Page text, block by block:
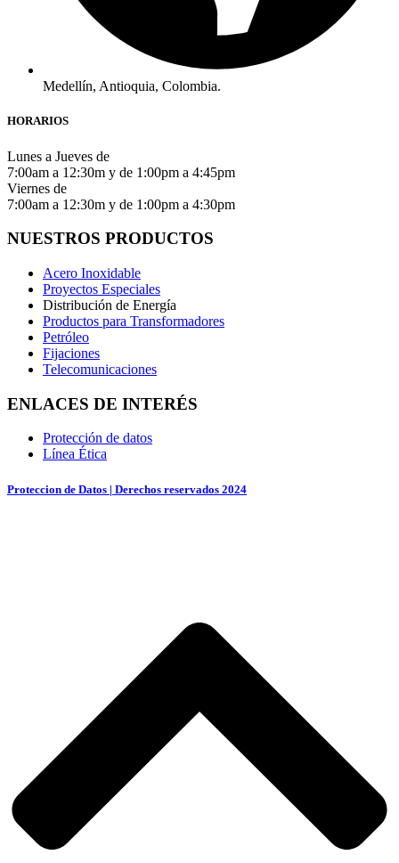
Medellín, Antioquia, Colombia.
HORARIOS
Lunes a Jueves de
7:00am a 12:30m y de 1:00pm a 4:45pm
Viernes de
7:00am a 12:30m y de 1:00pm a 4:30pm
NUESTROS PRODUCTOS
Acero Inoxidable
Proyectos Especiales
Distribución de Energía
Productos para Transformadores
Petróleo
Fijaciones
Telecomunicaciones
ENLACES DE INTERÉS
Protección de datos
Línea Ética
Proteccion de Datos | Derechos reservados 2024